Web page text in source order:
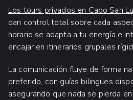
Los tours privados en Cabo San
dan control total sobre cada
horario se adapta a tu energía e
encajar en itinerarios grupales
La comunicación fluye de forma
preferido, con guías bilingües
asegurando que nada se pierda